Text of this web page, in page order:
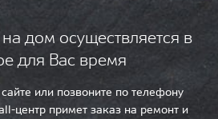
дом осуществляется в
для Вас время
или позвоните по телефону
центр примет заказ на ремонт и